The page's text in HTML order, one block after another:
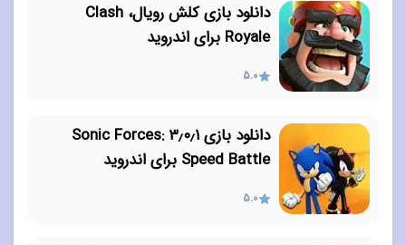
دانلود بازی کلش رویال، Clash
Royale برای اندروید
5.0
دانلود بازی ۳٫۰٫۱ Sonic Forces:
Speed Battle برای اندروید
5.0